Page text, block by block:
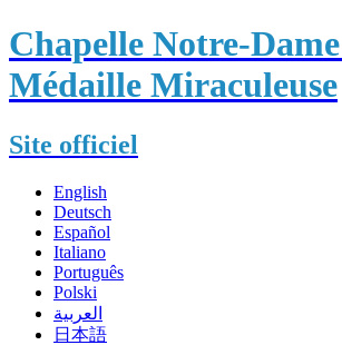
Chapelle Notre-
Médaille Miraculeuse
Site officiel
English
Deutsch
Español
Italiano
Português
Polski
العربية
日本語